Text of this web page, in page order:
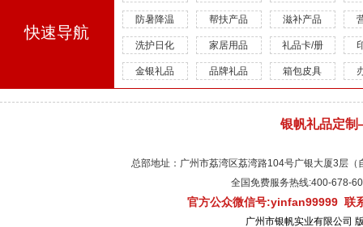
快速导航
防暑降温 帮扶产品 滋补产品
洗护日化 家居用品 礼品卡/册
金银礼品 品牌礼品 箱包皮具
银帆礼品定
总部地址：广州市荔湾区荔湾路104号广银大厦3层
全国免费服务热线:400-
官方公众微信号:yinfan99999 联
广州市银帆实业有限公司